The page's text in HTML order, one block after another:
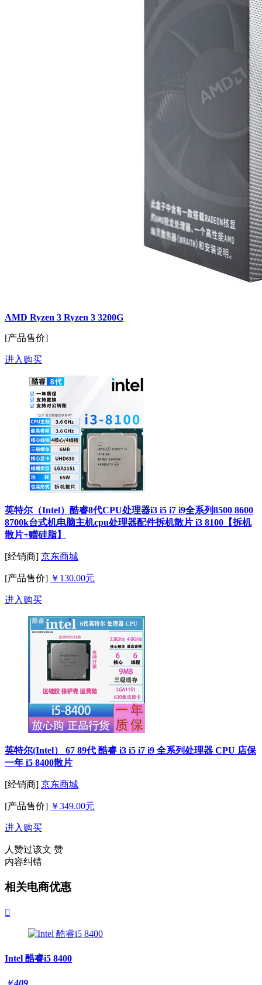
AMD Ryzen 3 Ryzen 3 3200G
[产品售价]
进入购买
英特尔（Intel）酷睿8代CPU处理器i3 i5 i7 i9全系列8500 8600
8700k台式机电脑主机cpu处理器配件拆机散片 i3 8100【拆机
散片+赠硅脂】
[经销商] 京东商城
[产品售价] ￥130.00元
进入购买
英特尔(Intel） 67 89代 酷睿 i3 i5 i7 i9 全系列处理器 CPU 店保
一年 i5 8400散片
[经销商] 京东商城
[产品售价] ￥349.00元
进入购买
人赞过该文 赞
内容纠错
相关电商优惠

Intel 酷睿i5 8400